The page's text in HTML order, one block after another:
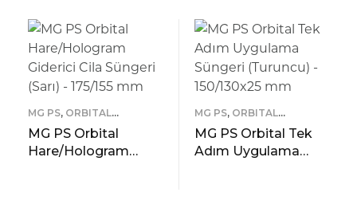
MG PS, ORBITAL
MG PS Orbital
Hare/Hologram
MG PS, ORBITAL
MG PS Orbital Tek
Adım Uygulama